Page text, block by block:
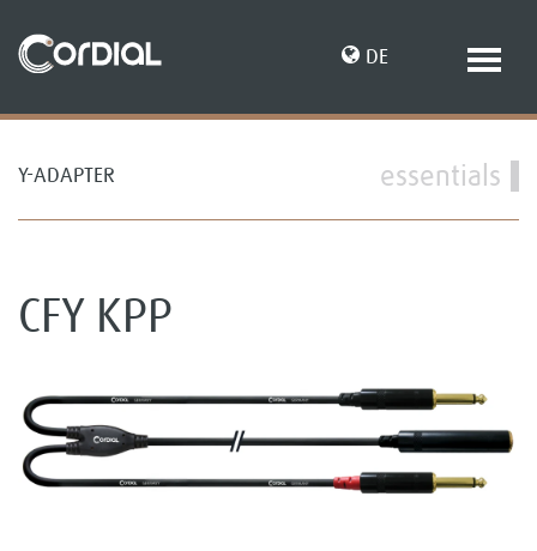
DE
Y-ADAPTER essentials
CFY KPP